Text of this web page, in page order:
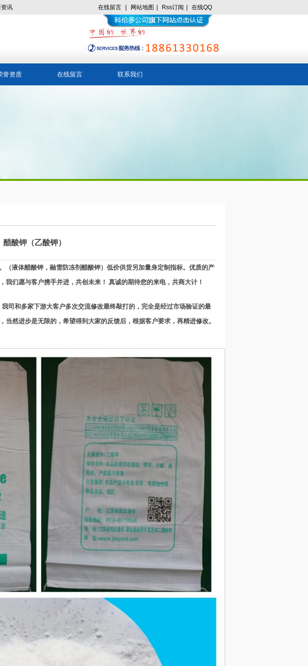
讯 在线留言 网站地图 Rss订阅 在线QQ
誉资质 在线留言 联系我们
醋酸钾（乙酸钾）
。（液体醋酸钾，融雪防冻剂醋酸钾） 低价供货另加量身定制指标。优质的产
们愿与客户携手并进，共创未来！ 真诚的期待您的来电，共商大计！
司和多家下游大客户多次交流修改最终敲打的，完全是经过市场验证的最
当然进步是无限的，希望得到大家的反馈后，根据客户要求，再精进修改。